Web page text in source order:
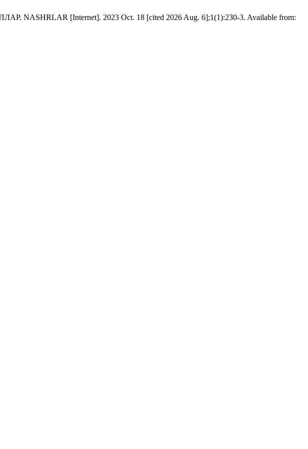
[Internet]. 2023 Oct. 18 [cited 2026 Aug. 6];1(1):230-3. Available from: